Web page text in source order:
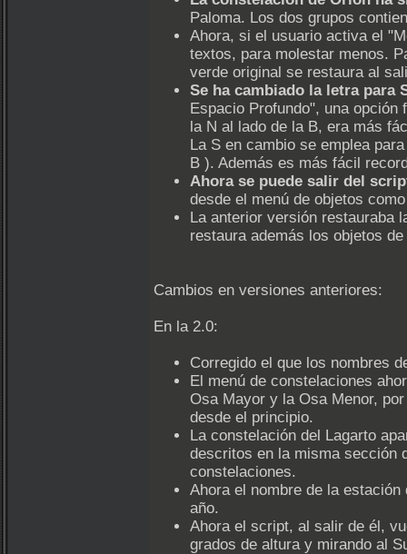
Paloma. Los dos grupos
Ahora, si el usuario activa el
textos, para molestar menos.
verde original se restaura al
Se ha cambiado la letra para
Espacio Profundo", una
la N al lado de la B, era más
La S en cambio se emplea
B ). Además es más fácil
Ahora se puede salir del
desde el menú de objetos
La anterior versión restauraba
restaura además los objetos
Cambios en versiones anteriores:
En la 2.0:
Corregido el que los nombres
El menú de constelaciones
Osa Mayor y la Osa Menor,
desde el principio.
La constelación del Lagarto
descritos en la misma sección
constelaciones.
Ahora el nombre de la
año.
Ahora el script, al salir de él,
grados de altura y mirando al